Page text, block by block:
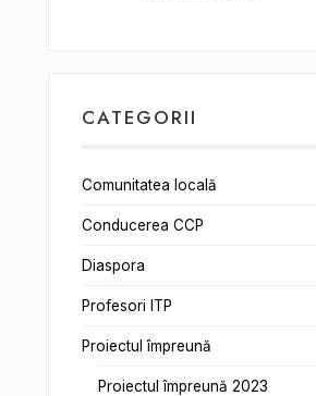
CATEGORII
Comunitatea locală
Conducerea CCP
Diaspora
Profesori ITP
Proiectul împreună
Proiectul împreună 2023